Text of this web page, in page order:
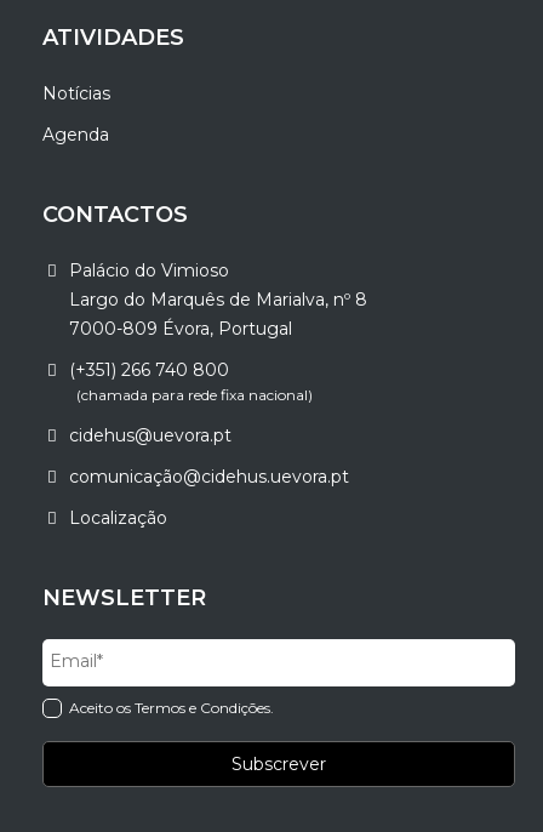
ATIVIDADES
Notícias
Agenda
CONTACTOS
Palácio do Vimioso
Largo do Marquês de Marialva, nº 8
7000-809 Évora, Portugal
(+351) 266 740 800
(chamada para rede fixa nacional)
cidehus@uevora.pt
comunicação@cidehus.uevora.pt
Localização
NEWSLETTER
Aceito os Termos e Condições.